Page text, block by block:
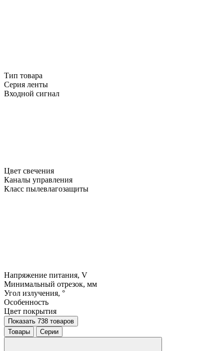
Тип товара
Серия ленты
Входной сигнал
Цвет свечения
Каналы управления
Класс пылевлагозащиты
Напряжение питания, V
Минимальный отрезок, мм
Угол излучения, °
Особенность
Цвет покрытия
Показать 738 товаров
Товары
Серии